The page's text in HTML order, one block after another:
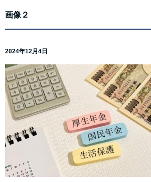
画像２
2024年12月4日